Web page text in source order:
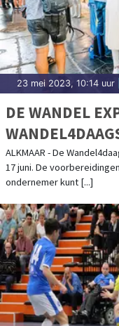
23 mei 2023, 10:14 uur
DE WANDEL
PROMOTIEPLEK
ALKMAAR - De
17 juni. De
ondernemer kunt [...]